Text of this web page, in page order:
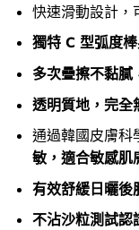
快速滑動設計，
獨特 C 型弧度
多次疊擦不黏膩
透明質地，完全
通過韓國皮膚科
敏，適合敏感肌
有效舒緩日曬後
不沾沙粒測試認